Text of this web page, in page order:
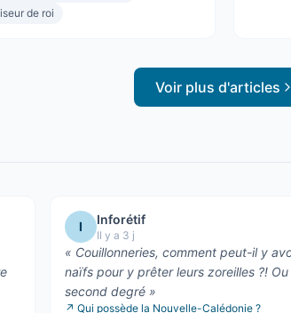
de roi
Voir plus d'articles
I Inforétif
Il y a 3 j
« Couillonneries, comment peut-il y
naïfs pour y prêter leurs zoreilles ?! Ou
second degré »
↗ Qui possède la Nouvelle-Calédonie ?